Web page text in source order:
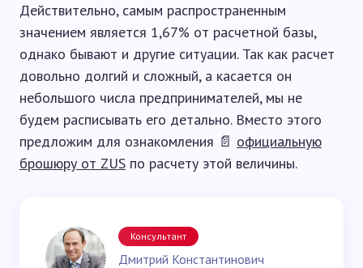
Действительно, самым распространенным
значением является 1,67% от расчетной базы,
однако бывают и другие ситуации. Так как расчет
довольно долгий и сложный, а касается он
небольшого числа предпринимателей, мы не
будем расписывать его детально. Вместо этого
предложим для ознакомления 📄 официальную
брошюру от ZUS по расчету этой величины.
Консультант
Дмитрий Константинович